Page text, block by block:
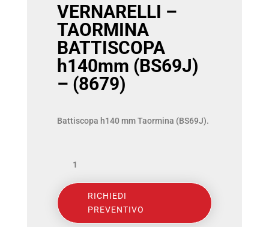
VERNARELLI –
TAORMINA
BATTISCOPA
h140mm (BS69J)
– (8679)
Battiscopa h140 mm Taormina (BS69J).
TAORMINA
BATTISCOPA
RICHIEDI
PREVENTIVO